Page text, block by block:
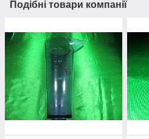
Подібні товари компанії